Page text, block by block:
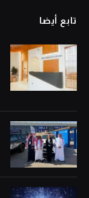
تابع أيضا